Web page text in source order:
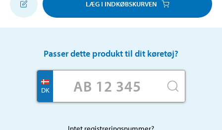
LÆG I INDKØBSKURVEN
Passer dette produkt til dit køretøj?
DK
Intet registreringsnummer?